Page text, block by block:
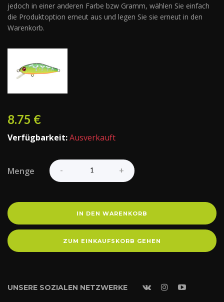
jedoch in einer anderen Farbe bzw Gramm, wählen Sie einfach
die Produktoption erneut aus und legen Sie sie erneut in den
Warenkorb.
8.75 €
Verfügbarkeit:Ausverkauft
Menge
IN DEN WARENKORB
ZUM EINKAUFSKORB GEHEN
UNSERE SOZIALEN NETZWERKE